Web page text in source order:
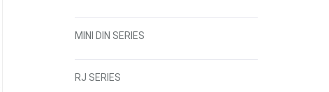
MINI DIN SERIES
RJ SERIES